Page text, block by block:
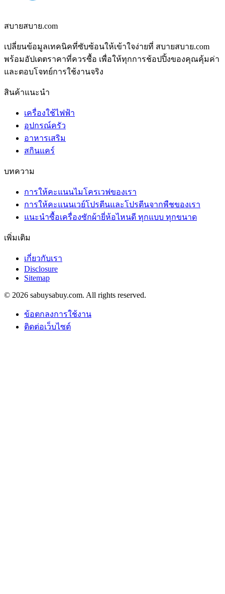
สบายสบาย.com
เปลี่ยนข้อมูลเทคนิคที่ซับซ้อนให้เข้าใจง่ายที่ สบายสบาย.com
พร้อมอัปเดตราคาที่ควรซื้อ เพื่อให้ทุกการช้อปปิ้งของคุณคุ้มค่า
และตอบโจทย์การใช้งานจริง
สินค้าแนะนำ
เครื่องใช้ไฟฟ้า
อุปกรณ์ครัว
อาหารเสริม
สกินแคร์
บทความ
การให้คะแนนไมโครเวฟของเรา
การให้คะแนนเวย์โปรตีนและโปรตีนจากพืชของเรา
แนะนำซื้อเครื่องซักผ้ายี่ห้อไหนดี ทุกแบบ ทุกขนาด
เพิ่มเติม
เกี่ยวกับเรา
Disclosure
Sitemap
© 2026 sabuysabuy.com. All rights reserved.
ข้อตกลงการใช้งาน
ติดต่อเว็บไซต์